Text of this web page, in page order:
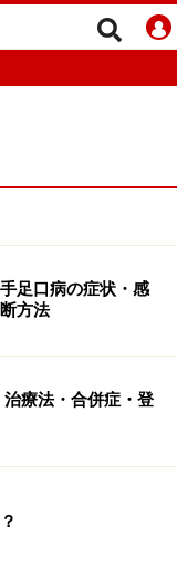
足口病の症状・感
方法
療法・合併症・登